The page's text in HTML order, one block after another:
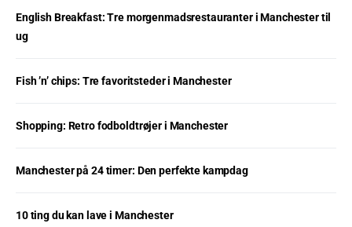
English Breakfast: Tre morgenmadsrestauranter i Manchester til
ug
Fish ’n’ chips: Tre favoritsteder i Manchester
Shopping: Retro fodboldtrøjer i Manchester
Manchester på 24 timer: Den perfekte kampdag
10 ting du kan lave i Manchester